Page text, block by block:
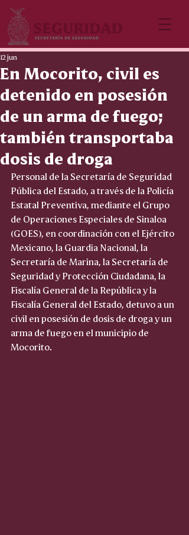
En Mocorito, civil es
detenido en posesión
de un arma de fuego;
también transportaba
dosis de droga
12 jun
Personal de la Secretaría de Seguridad
Pública del Estado, a través de la Policía
Estatal Preventiva, mediante el Grupo
de Operaciones Especiales de Sinaloa
(GOES), en coordinación con el Ejército
Mexicano, la Guardia Nacional, la
Secretaría de Marina, la Secretaría de
Seguridad y Protección Ciudadana, la
Fiscalía General de la República y la
Fiscalía General del Estado, detuvo a un
civil en posesión de dosis de droga y un
arma de fuego en el municipio de
Mocorito.